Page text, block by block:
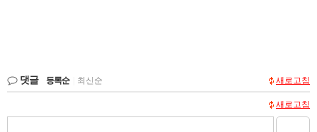
댓글 등록순 최신순 새로고침
새로고침